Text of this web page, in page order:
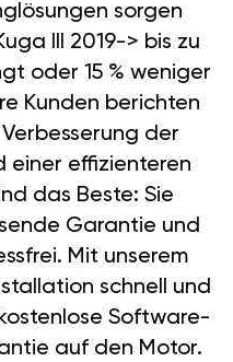
sorgen
III 2019-> bis zu
oder 15 % weniger
Kunden berichten
der
einer effizienteren
das Beste: Sie
Garantie und
Mit unserem
schnell und
Software-
auf den Motor.